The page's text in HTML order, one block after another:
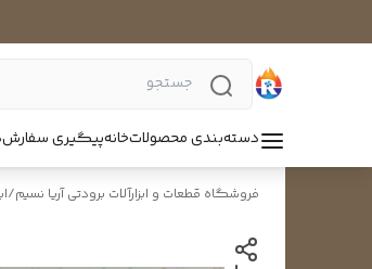
دسته‌بندی محصولاتخانهپیگیری سفارش
فروشگاه قطعات و ابزارآلات برودتی آریا نسیم/